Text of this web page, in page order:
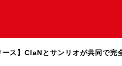
ース】ClaNとサンリオが共同で